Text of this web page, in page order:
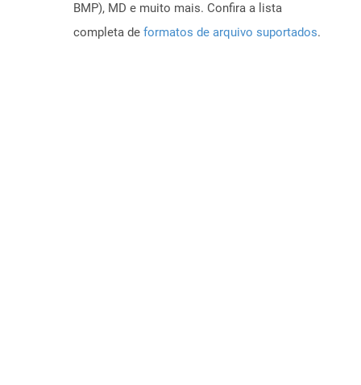
BMP), MD e muito mais. Confira a lista
completa de formatos de arquivo suportados.